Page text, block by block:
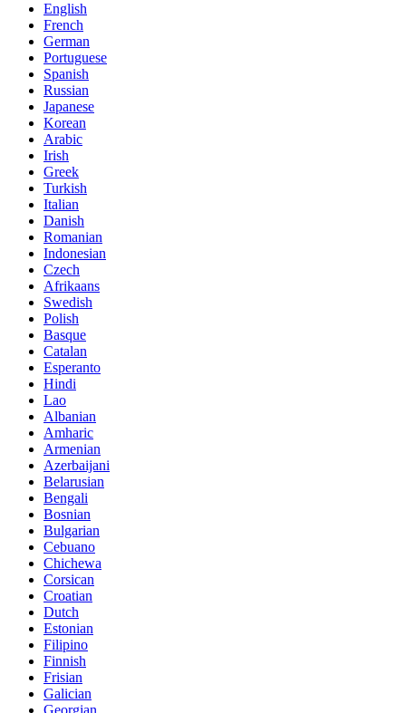
English
French
German
Portuguese
Spanish
Russian
Japanese
Korean
Arabic
Irish
Greek
Turkish
Italian
Danish
Romanian
Indonesian
Czech
Afrikaans
Swedish
Polish
Basque
Catalan
Esperanto
Hindi
Lao
Albanian
Amharic
Armenian
Azerbaijani
Belarusian
Bengali
Bosnian
Bulgarian
Cebuano
Chichewa
Corsican
Croatian
Dutch
Estonian
Filipino
Finnish
Frisian
Galician